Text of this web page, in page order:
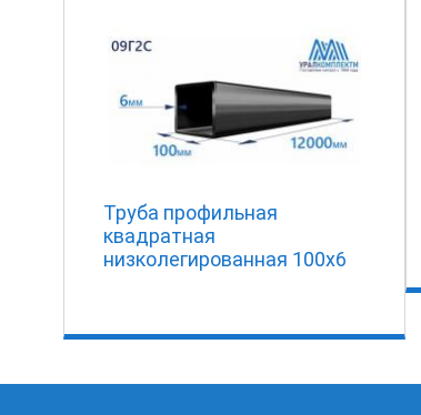
Труба профильная
квадратная
низколегированная 100х6